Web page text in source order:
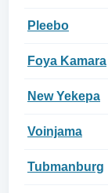
Pleebo
Foya Kamara
New Yekepa
Voinjama
Tubmanburg